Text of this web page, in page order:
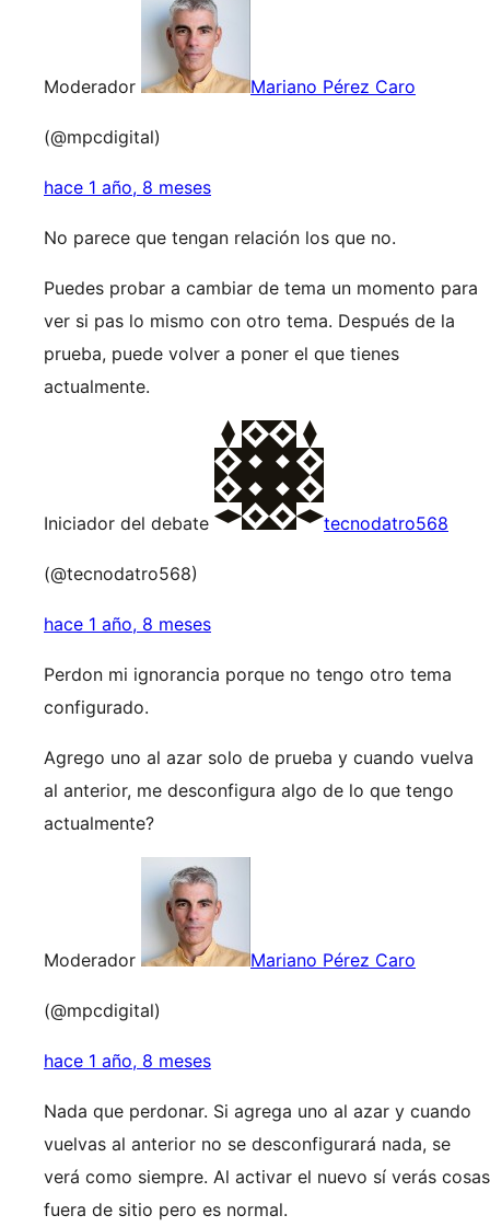
Moderador Mariano Pérez Caro
(@mpcdigital)
hace 1 año, 8 meses
No parece que tengan relación los que no.
Puedes probar a cambiar de tema un momento para
ver si pas lo mismo con otro tema. Después de la
prueba, puede volver a poner el que tienes
actualmente.
Iniciador del debate tecnodatro568
(@tecnodatro568)
hace 1 año, 8 meses
Perdon mi ignorancia porque no tengo otro tema
configurado.
Agrego uno al azar solo de prueba y cuando vuelva
al anterior, me desconfigura algo de lo que tengo
actualmente?
Moderador Mariano Pérez Caro
(@mpcdigital)
hace 1 año, 8 meses
Nada que perdonar. Si agrega uno al azar y cuando
vuelvas al anterior no se desconfigurará nada, se
verá como siempre. Al activar el nuevo sí verás cosas
fuera de sitio pero es normal.